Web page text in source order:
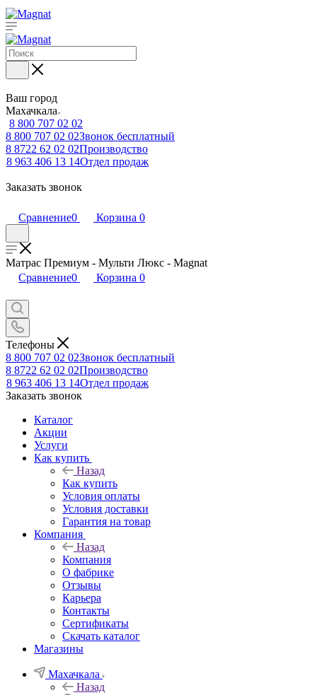
Ваш город
Махачкала
8 800 707 02 02
8 800 707 02 02Звонок бесплатный
8 8722 62 02 02Производство
8 963 406 13 14Отдел продаж
Заказать звонок
Сравнение0 Корзина 0
Матрас Премиум - Мульти Люкс - Magnat
Сравнение0 Корзина 0
Телефоны
8 800 707 02 02Звонок бесплатный
8 8722 62 02 02Производство
8 963 406 13 14Отдел продаж
Заказать звонок
Каталог
Акции
Услуги
Как купить
Назад
Как купить
Условия оплаты
Условия доставки
Гарантия на товар
Компания
Назад
Компания
О фабрике
Отзывы
Карьера
Контакты
Сертификаты
Скачать каталог
Магазины
Махачкала
Назад